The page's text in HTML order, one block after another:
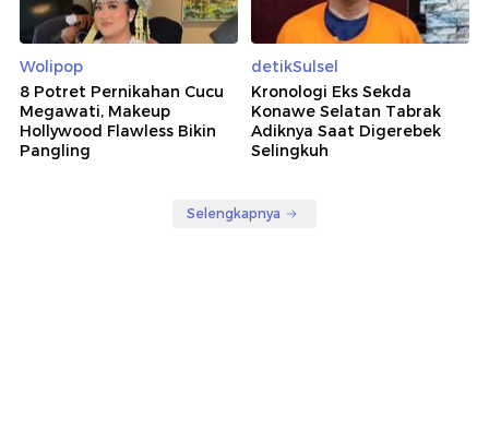
Wolipop
8 Potret Pernikahan Cucu
Megawati, Makeup
Hollywood Flawless Bikin
Pangling
detikSulsel
Kronologi Eks Sekda
Konawe Selatan Tabrak
Adiknya Saat Digerebek
Selingkuh
Selengkapnya